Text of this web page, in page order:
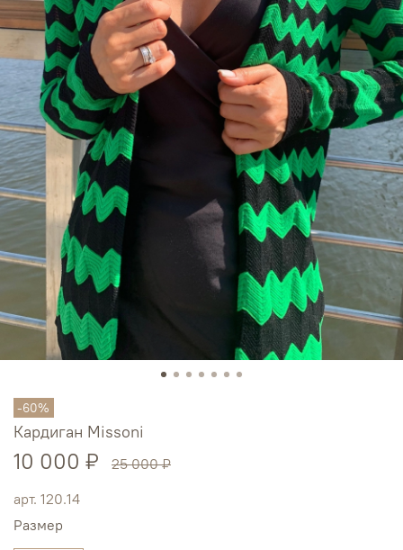
-60%
арт. 120.14
Кардиган Missoni
10 000 ₽ 25 000 ₽
Размер